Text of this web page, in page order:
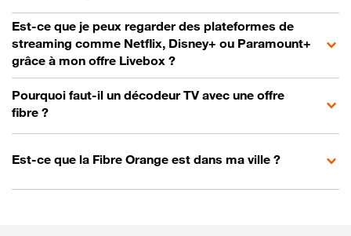
Est-ce que je peux regarder des plateformes de
streaming comme Netflix, Disney+ ou Paramount+
grâce à mon offre Livebox ?
Pourquoi faut-il un décodeur TV avec une offre
fibre ?
Est-ce que la Fibre Orange est dans ma ville ?